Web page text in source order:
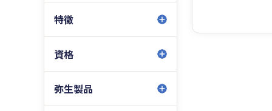
特徴
資格
弥生製品